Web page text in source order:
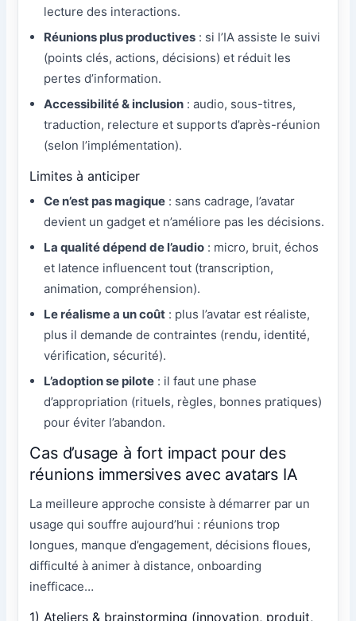
lecture des interactions.
Réunions plus productives : si l’IA assiste le suivi
(points clés, actions, décisions) et réduit les
pertes d’information.
Accessibilité & inclusion : audio, sous-titres,
traduction, relecture et supports d’après-réunion
(selon l’implémentation).
Limites à anticiper
Ce n’est pas magique : sans cadrage, l’avatar
devient un gadget et n’améliore pas les décisions.
La qualité dépend de l’audio : micro, bruit, échos
et latence influencent tout (transcription,
animation, compréhension).
Le réalisme a un coût : plus l’avatar est réaliste,
plus il demande de contraintes (rendu, identité,
vérification, sécurité).
L’adoption se pilote : il faut une phase
d’appropriation (rituels, règles, bonnes pratiques)
pour éviter l’abandon.
Cas d’usage à fort impact pour des
réunions immersives avec avatars IA
La meilleure approche consiste à démarrer par un
usage qui souffre aujourd’hui : réunions trop
longues, manque d’engagement, décisions floues,
difficulté à animer à distance, onboarding
inefficace…
1) Ateliers & brainstorming (innovation, produit,